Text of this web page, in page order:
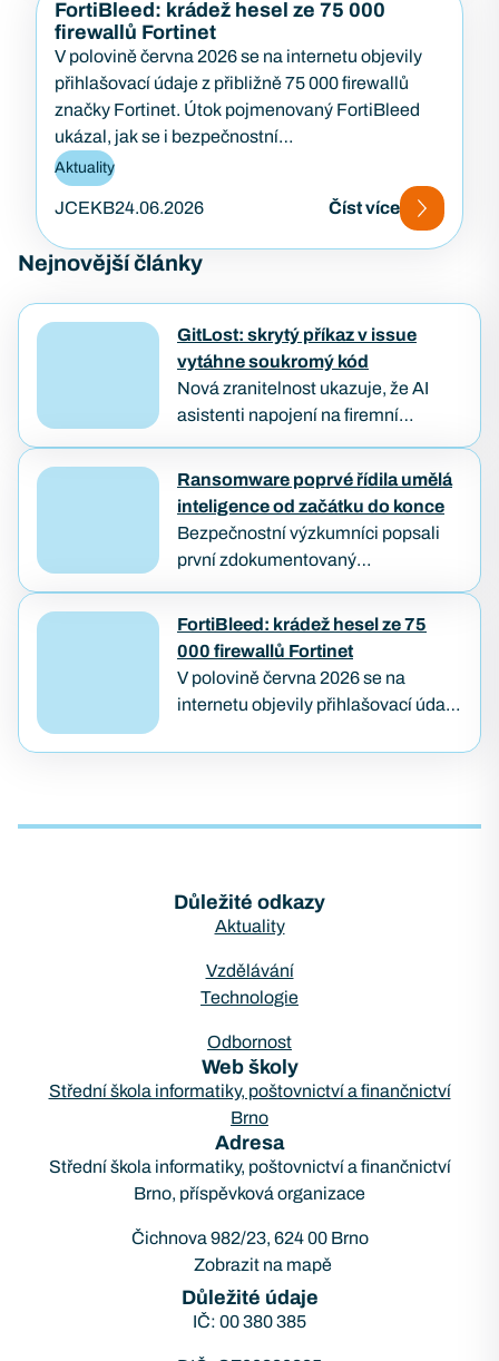
FortiBleed: krádež hesel ze 75 000
firewallů Fortinet
V polovině června 2026 se na internetu objevily
přihlašovací údaje z přibližně 75 000 firewallů
značky Fortinet. Útok pojmenovaný FortiBleed
ukázal, jak se i bezpečnostní…
Aktuality
JCEKB24.06.2026 Číst více
Nejnovější články
GitLost: skrytý příkaz v issue
vytáhne soukromý kód
Nová zranitelnost ukazuje, že AI
asistenti napojení na firemní
obyčejným textem. Útočníkovi stačí
založit veřejný požadavek na opravu
a počkat, až…
Ransomware poprvé řídila umělá
inteligence od začátku do konce
Bezpečnostní výzkumníci popsali
první zdokumentovaný
průniku až po zašifrování dat provedl
samostatně AI agent — bez
lidského útočníka u klávesnice.
Případ…
FortiBleed: krádež hesel ze 75
000 firewallů Fortinet
V polovině června 2026 se na
internetu objevily přihlašovací údaje
Fortinet. Útok pojmenovaný
Důležité odkazy
Aktuality
Vzdělávání
Technologie
Odbornost
Web školy
Střední škola informatiky, poštovnictví a finančnictví
Brno
Adresa
Střední škola informatiky, poštovnictví a finančnictví
Brno, příspěvková organizace
Čichnova 982/23, 624 00 Brno
Zobrazit na mapě
Důležité údaje
IČ: 00 380 385